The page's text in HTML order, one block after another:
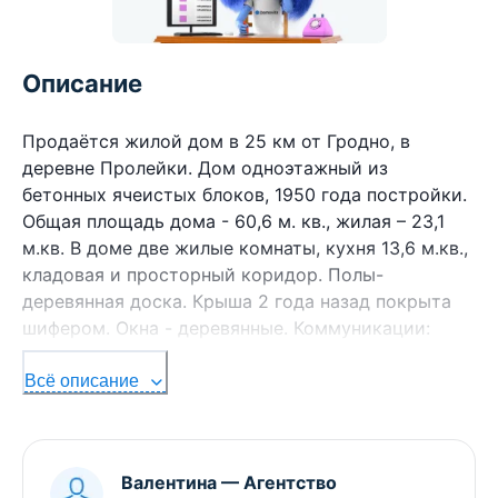
Описание
Продаётся жилой дом в 25 км от Гродно, в
деревне Пролейки. Дом одноэтажный из
бетонных ячеистых блоков, 1950 года постройки.
Общая площадь дома - 60,6 м. кв., жилая – 23,1
м.кв. В доме две жилые комнаты, кухня 13,6 м.кв.,
кладовая и просторный коридор. Полы-
деревянная доска. Крыша 2 года назад покрыта
шифером. Окна - деревянные. Коммуникации:
электричество - 220 В, газоснабжение-
отсутствует, отопление - печное, водоснабжение -
размещается на отдельном участке - 12 соток.
Подъезд к дому- асфальтированная дорога, 400 м
- грунтовая дорога. Недалеко от дома находится
Всё описание
Валентина — Агентство